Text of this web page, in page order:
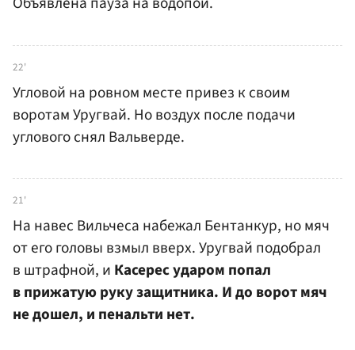
22'
Угловой на ровном месте привез к своим
воротам Уругвай. Но воздух после подачи
углового снял Вальверде.
21'
На навес Вильчеса набежал Бентанкур, но мяч
от его головы взмыл вверх. Уругвай подобрал
в штрафной, и Касерес ударом попал
в прижатую руку защитника. И до ворот мяч
не дошел, и пенальти нет.